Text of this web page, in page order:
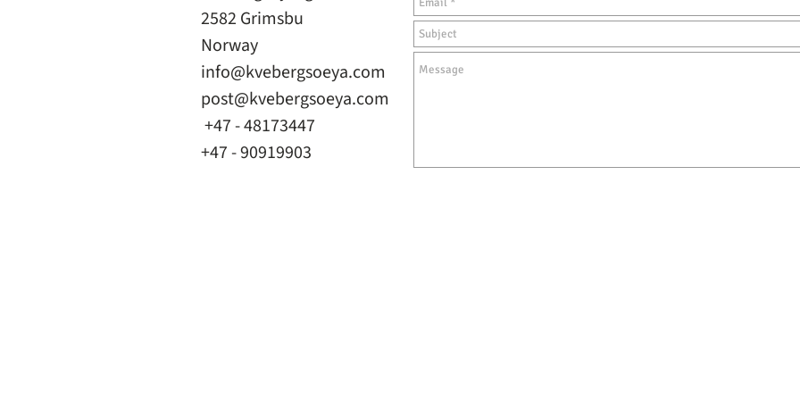
2582 Grimsbu
Norway
info@kvebergsoeya.com
post@kvebergsoeya.com
+47 - 48173447
+47 - 90919903